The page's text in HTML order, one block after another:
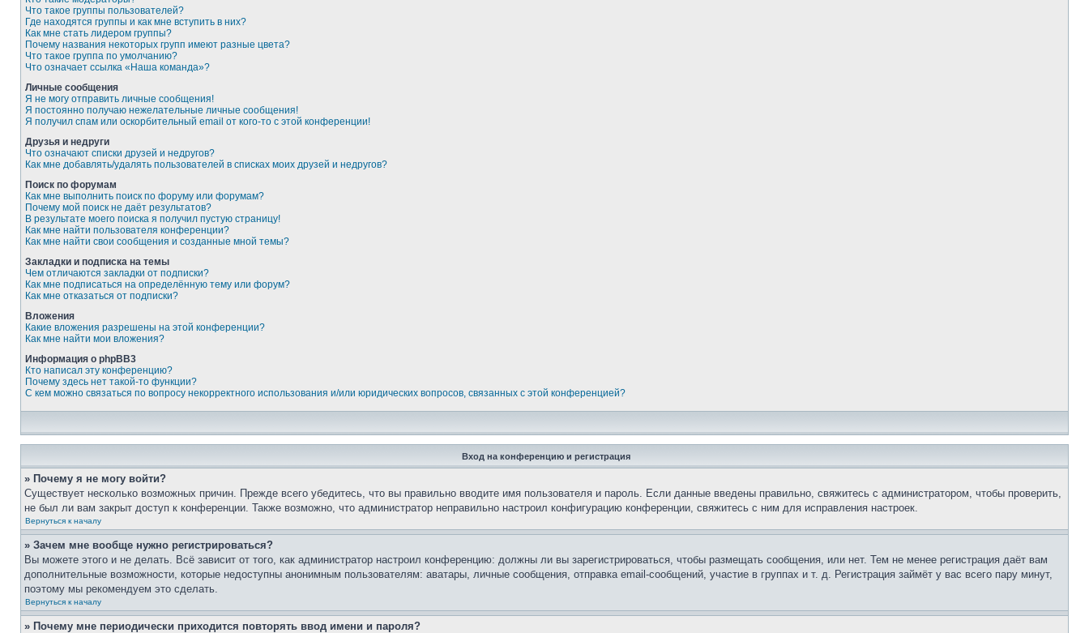
Что такое группы пользователей?
Где находятся группы и как мне вступить в них?
Как мне стать лидером группы?
Почему названия некоторых групп имеют разные цвета?
Что такое группа по умолчанию?
Что означает ссылка «Наша команда»?
Личные сообщения
Я не могу отправить личные сообщения!
Я постоянно получаю нежелательные личные сообщения!
Я получил спам или оскорбительный email от кого-то с этой конференции!
Друзья и недруги
Что означают списки друзей и недругов?
Как мне добавлять/удалять пользователей в списках моих друзей и недругов?
Поиск по форумам
Как мне выполнить поиск по форуму или форумам?
Почему мой поиск не даёт результатов?
В результате моего поиска я получил пустую страницу!
Как мне найти пользователя конференции?
Как мне найти свои сообщения и созданные мной темы?
Закладки и подписка на темы
Чем отличаются закладки от подписки?
Как мне подписаться на определённую тему или форум?
Как мне отказаться от подписки?
Вложения
Какие вложения разрешены на этой конференции?
Как мне найти мои вложения?
Информация о phpBB3
Кто написал эту конференцию?
Почему здесь нет такой-то функции?
С кем можно связаться по вопросу некорректного использования и/или юридических вопросов, связанных с этой конференцией?
Вход на конференцию и регистрация
» Почему я не могу войти?
Существует несколько возможных причин. Прежде всего убедитесь, что вы правильно вводите имя пользователя и пароль. Если данные введены правильно, свяжитесь с администратором, чтобы проверить,
не был ли вам закрыт доступ к конференции. Также возможно, что администратор неправильно настроил конфигурацию конференции, свяжитесь с ним для исправления настроек.
Вернуться к началу
» Зачем мне вообще нужно регистрироваться?
Вы можете этого и не делать. Всё зависит от того, как администратор настроил конференцию: должны ли вы зарегистрироваться, чтобы размещать сообщения, или нет. Тем не менее регистрация даёт вам
дополнительные возможности, которые недоступны анонимным пользователям: аватары, личные сообщения, отправка email-сообщений, участие в группах и т. д. Регистрация займёт у вас всего пару минут,
поэтому мы рекомендуем это сделать.
Вернуться к началу
» Почему мне периодически приходится повторять ввод имени и пароля?